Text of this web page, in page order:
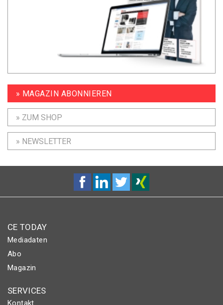
» MAGAZIN ABONNIEREN
» ZUM SHOP
» NEWSLETTER
CE TODAY
Mediadaten
Abo
Magazin
SERVICES
Kontakt